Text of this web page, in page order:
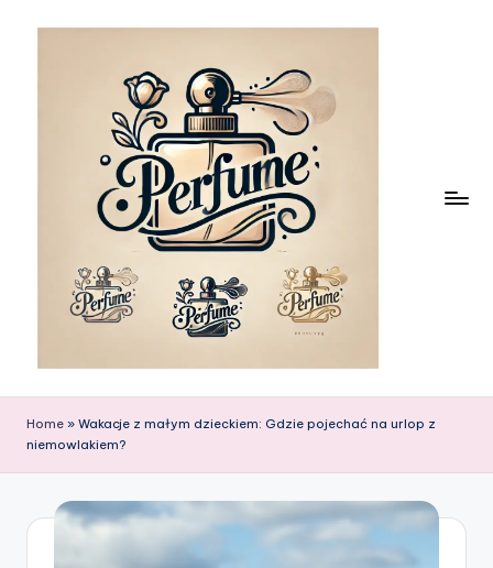
Home » Wakacje z małym dzieckiem: Gdzie pojechać na urlop z
niemowlakiem?